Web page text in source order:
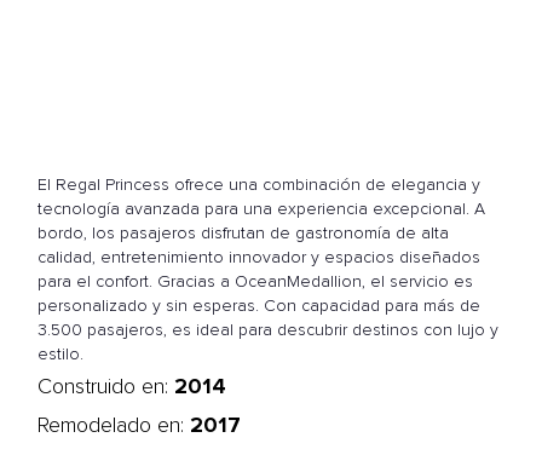
El Regal Princess ofrece una combinación de elegancia y
tecnología avanzada para una experiencia excepcional. A
bordo, los pasajeros disfrutan de gastronomía de alta
calidad, entretenimiento innovador y espacios diseñados
para el confort. Gracias a OceanMedallion, el servicio es
personalizado y sin esperas. Con capacidad para más de
3.500 pasajeros, es ideal para descubrir destinos con lujo y
estilo.
Construido en: 2014
Remodelado en: 2017